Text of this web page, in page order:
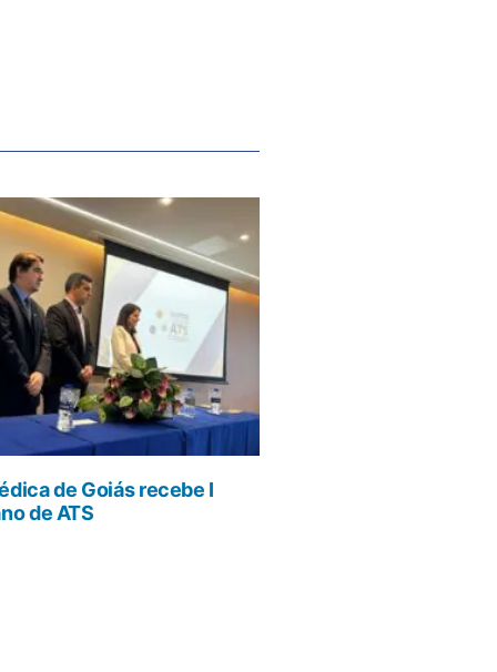
de Goiás recebe I
de ATS